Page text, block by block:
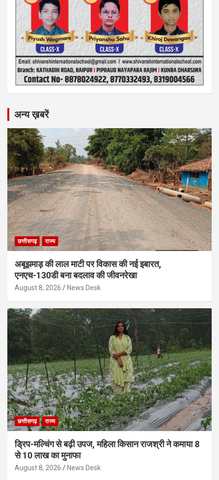
अन्य ख़बरें
छत्तीसगढ़ राज्य
अबूझमाड़ की लाल माटी पर विकास की नई इबारत,
एनएच-130डी बना बदलाव की जीवनरेखा
August 8, 2026 News Desk
छत्तीसगढ़ राज्य
ड्रिप-मल्चिंग से बढ़ी उपज, महिला किसान राजश्री ने कमाया 8
से 10 लाख का मुनाफा
August 8, 2026 News Desk